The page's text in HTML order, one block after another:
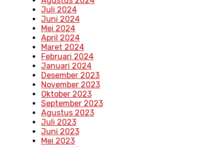
Juli 2024
Juni 2024
Mei 2024
April 2024
Maret 2024
Februari 2024
Januari 2024
Desember 2023
November 2023
Oktober 2023
September 2023
Agustus 2023
Juli 2023
Juni 2023
Mei 2023